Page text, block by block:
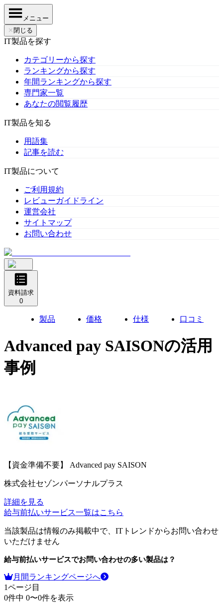
メニュー
✕ 閉じる
IT製品を探す
カテゴリーから探す
ランキングから探す
年間ランキングから探す
専門家一覧
あなたの閲覧履歴
IT製品を知る
用語集
記事を読む
IT製品について
ご利用規約
レビューガイドライン
運営会社
サイトマップ
お問い合わせ
資料請求
0
製品 価格 仕様 口コミ
Advanced pay SAISONの活用
事例
【資金準備不要】 Advanced pay SAISON
株式会社セゾンパーソナルプラス
詳細を見る
給与前払いサービス一覧はこちら
当該製品は情報のみ掲載中で、ITトレンドからお問い合わせ
いただけません
給与前払いサービスでお問い合わせの多い製品は？
月間ランキングページへ
1ページ目
0件中 0〜0件を表示